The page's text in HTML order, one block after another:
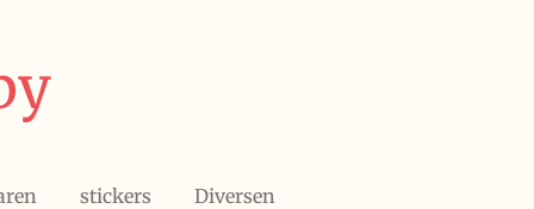
stickers Diversen